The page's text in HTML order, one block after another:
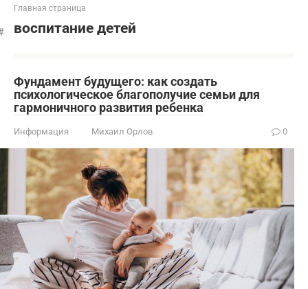
Главная страница
воспитание детей
Фундамент будущего: как создать
психологическое благополучие семьи для
гармоничного развития ребенка
Информация Михаил Орлов 0